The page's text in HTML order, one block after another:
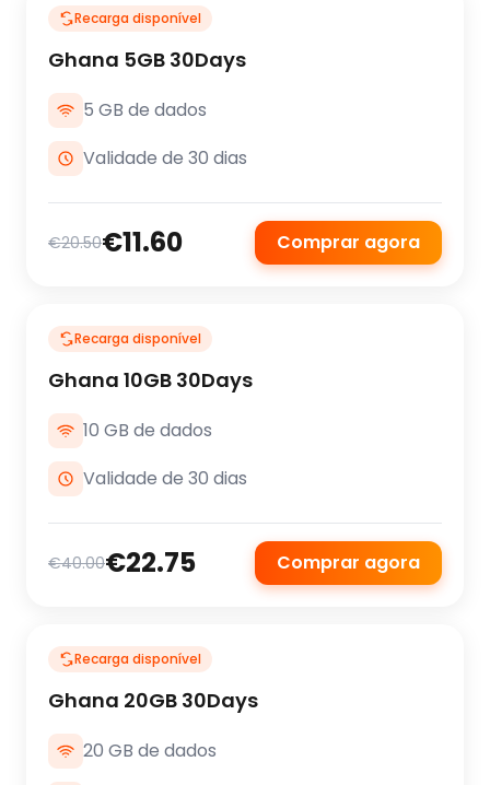
Recarga disponível
Ghana 5GB 30Days
5 GB de dados
Validade de 30 dias
€20.50€11.60 Comprar agora
Recarga disponível
Ghana 10GB 30Days
10 GB de dados
Validade de 30 dias
€40.00€22.75 Comprar agora
Recarga disponível
Ghana 20GB 30Days
20 GB de dados